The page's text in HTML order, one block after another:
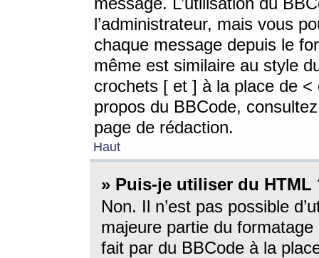
l’administrateur, mais vous
chaque message depuis le
même est similaire au style
crochets [ et ] à la place de <
propos du BBCode,
page de rédaction.
Haut
» Puis-je utiliser du HTML
Non. Il n’est pas possible
majeure partie du
fait par du BBCode à la